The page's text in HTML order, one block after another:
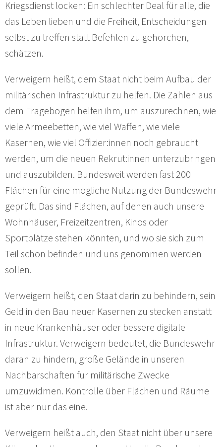
Kriegsdienst locken: Ein schlechter Deal für alle, die
das Leben lieben und die Freiheit, Entscheidungen
selbst zu treffen statt Befehlen zu gehorchen,
schätzen.
Verweigern heißt, dem Staat nicht beim Aufbau der
militärischen Infrastruktur zu helfen. Die Zahlen aus
dem Fragebogen helfen ihm, um auszurechnen, wie
viele Armeebetten, wie viel Waffen, wie viele
Kasernen, wie viel Offizier:innen noch gebraucht
werden, um die neuen Rekrut:innen unterzubringen
und auszubilden. Bundesweit werden fast 200
Flächen für eine mögliche Nutzung der Bundeswehr
geprüft. Das sind Flächen, auf denen auch unsere
Wohnhäuser, Freizeitzentren, Kinos oder
Sportplätze stehen könnten, und wo sie sich zum
Teil schon befinden und uns genommen werden
sollen.
Verweigern heißt, den Staat darin zu behindern, sein
Geld in den Bau neuer Kasernen zu stecken anstatt
in neue Krankenhäuser oder bessere digitale
Infrastruktur. Verweigern bedeutet, die Bundeswehr
daran zu hindern, große Gelände in unseren
Nachbarschaften für militärische Zwecke
umzuwidmen. Kontrolle über Flächen und Räume
ist aber nur das eine.
Verweigern heißt auch, den Staat nicht über unsere